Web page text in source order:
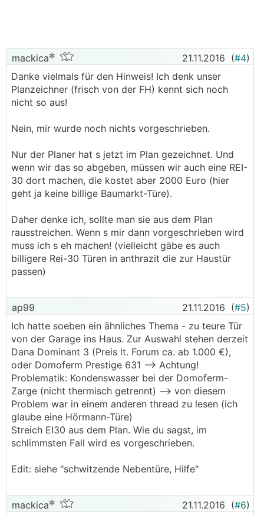
mackica 21.11.2016 (#4)
Danke vielmals für den Hinweis! Ich denk unser
Planzeichner (frisch von der FH) kennt sich noch
nicht so aus!
Nein, mir wurde noch nichts vorgeschrieben.
Nur der Planer hat s jetzt im Plan gezeichnet. Und
wenn wir das so abgeben, müssen wir auch eine REI-
30 dort machen, die kostet aber 2000 Euro (hier
geht ja keine billige Baumarkt-Türe).
Daher denke ich, sollte man sie aus dem Plan
rausstreichen. Wenn s mir dann vorgeschrieben wird
muss ich s eh machen! (vielleicht gäbe es auch
billigere Rei-30 Türen in anthrazit die zur Haustür
passen)
ap99 21.11.2016 (#5)
Ich hatte soeben ein ähnliches Thema - zu teure Tür
von der Garage ins Haus. Zur Auswahl stehen derzeit
Dana Dominant 3 (Preis lt. Forum ca. ab 1.000 €),
oder Domoferm Prestige 631 --> Achtung!
Problematik: Kondenswasser bei der Domoferm-
Zarge (nicht thermisch getrennt) --> von diesem
Problem war in einem anderen thread zu lesen (ich
glaube eine Hörmann-Türe)
Streich EI30 aus dem Plan. Wie du sagst, im
schlimmsten Fall wird es vorgeschrieben.
Edit: siehe "schwitzende Nebentüre, Hilfe"
mackica 21.11.2016 (#6)